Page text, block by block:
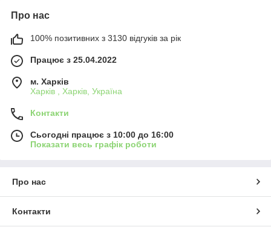
Про нас
100% позитивних з 3130 відгуків за рік
Працює з 25.04.2022
м. Харків
Харків , Харків, Україна
Контакти
Сьогодні працює з 10:00 до 16:00
Показати весь графік роботи
Про нас
Контакти